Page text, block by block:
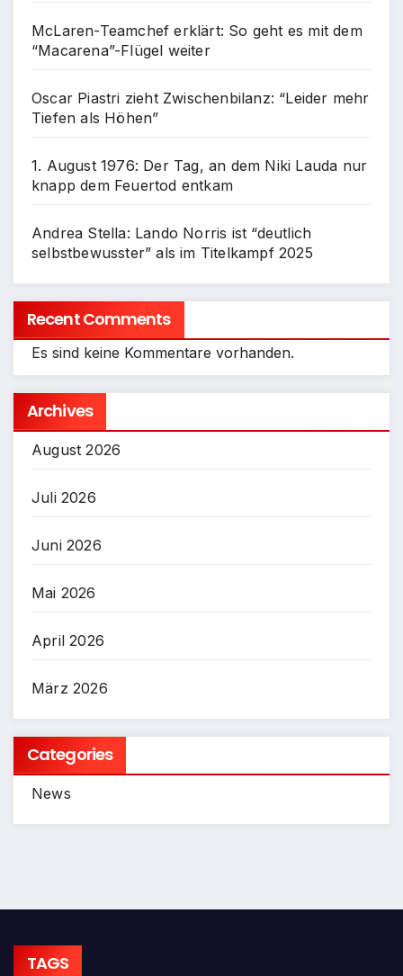
McLaren-Teamchef erklärt: So geht es mit dem
“Macarena”-Flügel weiter
Oscar Piastri zieht Zwischenbilanz: “Leider mehr
Tiefen als Höhen”
1. August 1976: Der Tag, an dem Niki Lauda nur
knapp dem Feuertod entkam
Andrea Stella: Lando Norris ist “deutlich
selbstbewusster” als im Titelkampf 2025
Recent Comments
Es sind keine Kommentare vorhanden.
Archives
August 2026
Juli 2026
Juni 2026
Mai 2026
April 2026
März 2026
Categories
News
TAGS